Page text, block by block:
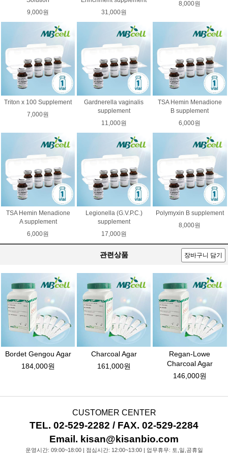
9,000원
31,000원
8,000원
Triton x 100 Supplement
7,000원
Gardnerella vaginalis
supplement
11,000원
TSA Hemin Menadione
B supplement
6,000원
TSA Hemin Menadione
A supplement
6,000원
Legionella (G.V.P.C.)
supplement
17,000원
Polymyxin B supplement
8,000원
관련상품 장바구니 담기
Bordet Gengou Agar
184,000원
Charcoal Agar
161,000원
Regan-Lowe
Charcoal Agar
146,000원
CUSTOMER CENTER
TEL. 02-529-2282 / FAX. 02-529-2284
Email. kisan@kisanbio.com
운영시간: 09:00~18:00 | 점심시간: 12:00~13:00 | 업무휴무: 토,일,공휴일